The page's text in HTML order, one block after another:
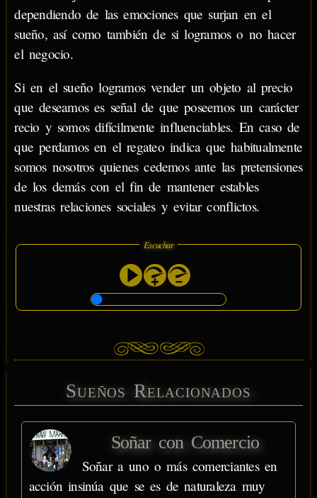
dependiendo de las emociones que surjan en el
sueño, así como también de si logramos o no hacer
el negocio.
Si en el sueño logramos vender un objeto al precio
que deseamos es señal de que poseemos un carácter
recio y somos difícilmente influenciables. En caso de
que perdamos en el regateo indica que habitualmente
somos nosotros quienes cedemos ante las pretensiones
de los demás con el fin de mantener estables
nuestras relaciones sociales y evitar conflictos.
Escuchar
Sueños Relacionados
Soñar con Comercio
Soñar a uno o más comerciantes en
acción insinúa que se es de naturaleza muy